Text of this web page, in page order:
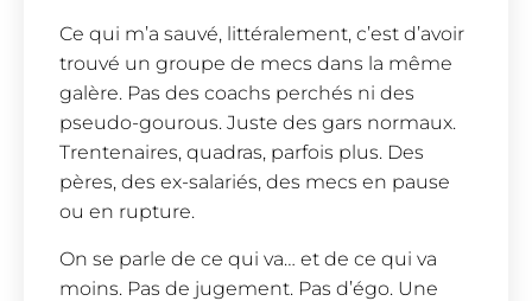
Ce qui m’a sauvé, littéralement, c’est d’avoir
trouvé un groupe de mecs dans la même
galère. Pas des coachs perchés ni des
pseudo-gourous. Juste des gars normaux.
Trentenaires, quadras, parfois plus. Des
pères, des ex-salariés, des mecs en pause
ou en rupture.
On se parle de ce qui va… et de ce qui va
moins. Pas de jugement. Pas d’égo. Une